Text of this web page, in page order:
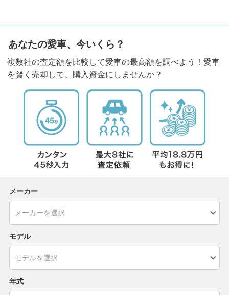
あなたの愛車、今いくら？
複数社の査定額を比較して愛車の最高額を調べよう！愛車
を賢く売却して、購入資金にしませんか？
メーカー
モデル
年式